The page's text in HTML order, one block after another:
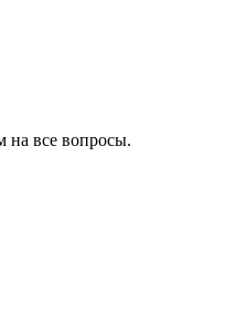
на все вопросы.